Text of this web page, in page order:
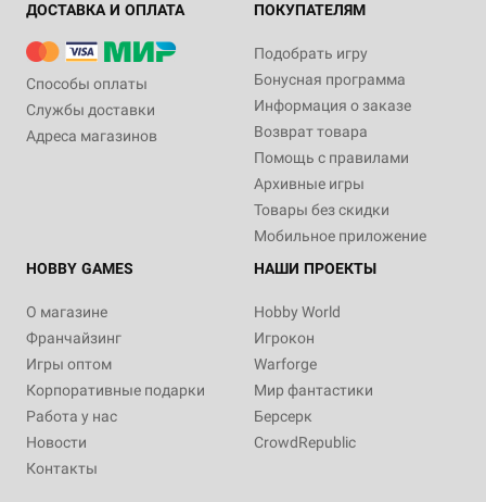
ДОСТАВКА И ОПЛАТА
Способы оплаты
Службы доставки
Адреса магазинов
ПОКУПАТЕЛЯМ
Подобрать игру
Бонусная программа
Информация о заказе
Возврат товара
Помощь с правилами
Архивные игры
Товары без скидки
Мобильное приложение
HOBBY GAMES
О магазине
Франчайзинг
Игры оптом
Корпоративные подарки
Работа у нас
Новости
Контакты
НАШИ ПРОЕКТЫ
Hobby World
Игрокон
Warforge
Мир фантастики
Берсерк
CrowdRepublic